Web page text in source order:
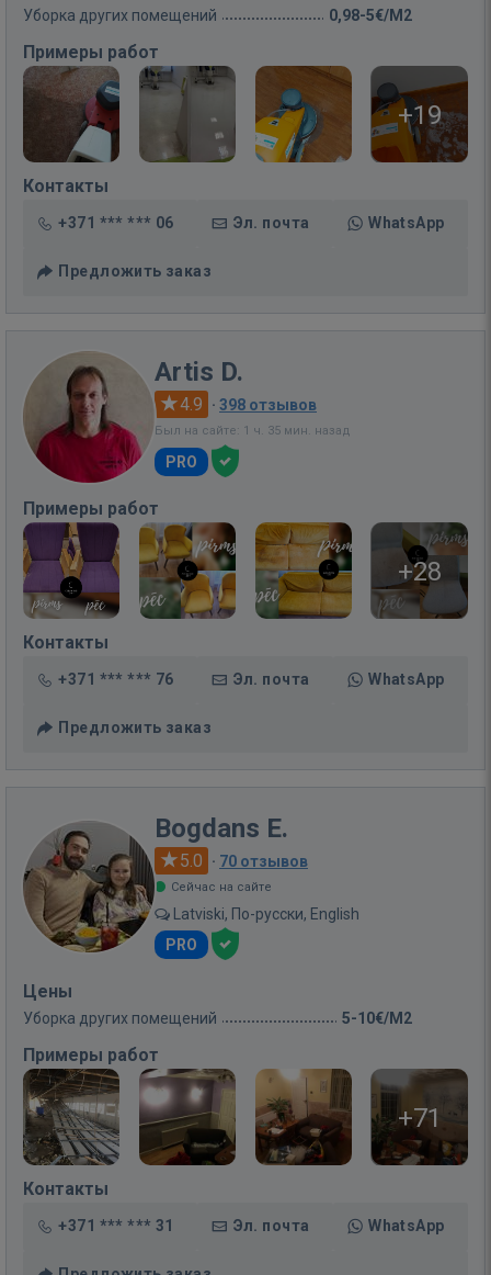
Уборка других помещений 0,98-5€/M2
Примеры работ
+19
Контакты
+371 *** *** 06 Эл. почта WhatsApp
Предложить заказ
Artis D.
4.9 · 398 отзывов
Был на сайте: 1 ч. 35 мин. назад
PRO
Примеры работ
+28
Контакты
+371 *** *** 76 Эл. почта WhatsApp
Предложить заказ
Bogdans E.
5.0 · 70 отзывов
Сейчас на сайте
Latviski, По-русски, English
PRO
Цены
Уборка других помещений 5-10€/M2
Примеры работ
+71
Контакты
+371 *** *** 31 Эл. почта WhatsApp